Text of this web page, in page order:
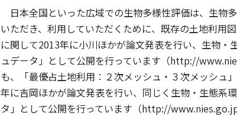
日本全国といった広域での生物多様性評価は、生物
いただき、利用していただくために、既存の土地利用
に関して2013年に小川ほかが論文発表を行い、生物
ュデータ」として公開を行っています（http://
も、「最優占土地利用：２次メッシュ・３次メッシュ
年に吉岡ほかが論文発表を行い、同じく生物・生態系
タ」として公開を行っています（http://